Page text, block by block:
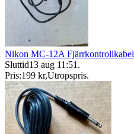
Nikon MC-12A Fjärrkontrollkabel
Sluttid13 aug 11:51 .
Pris:199 kr,Utropspris.